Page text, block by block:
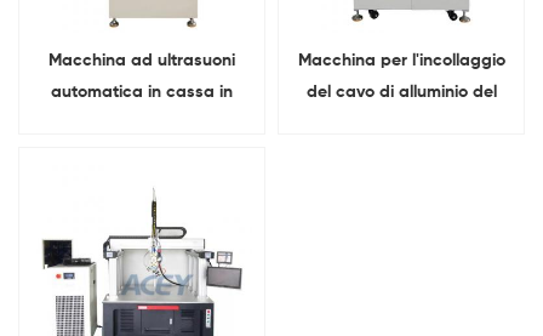
Macchina ad ultrasuoni
automatica in cassa in
Macchina per l'incollaggio
del cavo di alluminio del